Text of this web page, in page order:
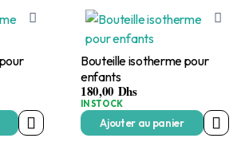
Bouteille isotherme pour
enfants
180,00 Dhs
IN STOCK
Ajouter au panier